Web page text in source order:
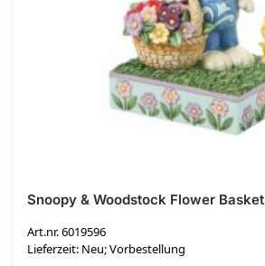
Snoopy & Woodstock Flower Basket
Art.nr. 6019596
Lieferzeit: Neu; Vorbestellung